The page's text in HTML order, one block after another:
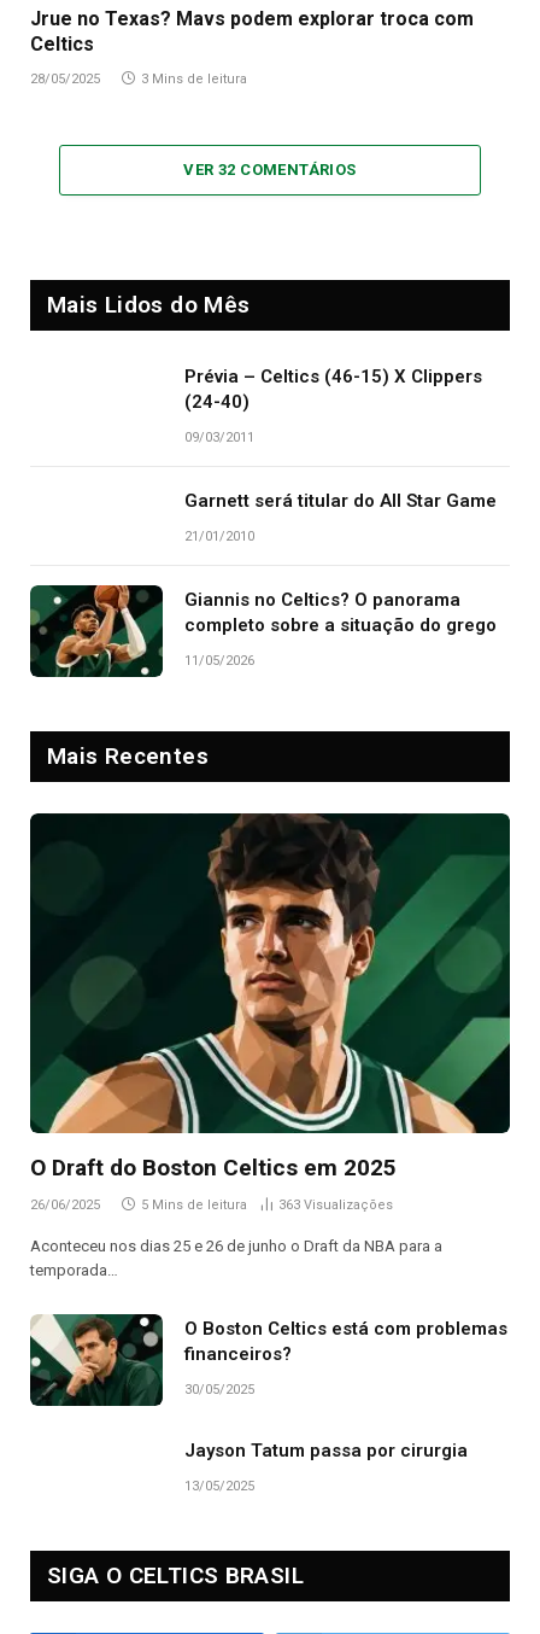
Jrue no Texas? Mavs podem explorar troca com
Celtics
28/05/2025 3 Mins de leitura
VER 32 COMENTÁRIOS
Mais Lidos do Mês
Prévia – Celtics (46-15) X Clippers
(24-40)
09/03/2011
Garnett será titular do All Star Game
21/01/2010
Giannis no Celtics? O panorama
completo sobre a situação do grego
11/05/2026
Mais Recentes
O Draft do Boston Celtics em 2025
26/06/2025 5 Mins de leitura 363 Visualizações
Aconteceu nos dias 25 e 26 de junho o Draft da NBA para a
temporada…
O Boston Celtics está com problemas
financeiros?
30/05/2025
Jayson Tatum passa por cirurgia
13/05/2025
SIGA O CELTICS BRASIL